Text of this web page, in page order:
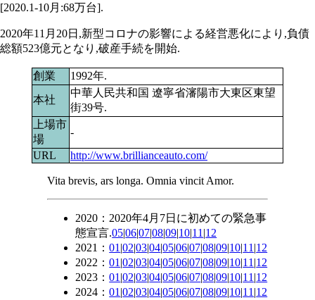
[2020.1-10月:68万台].
2020年11月20日,新型コロナの影響による経営悪化により,負債
総額523億元となり,破産手続を開始.
創業
1992年.
本社
中華人民共和国 遼寧省瀋陽市大東区東望
街39号.
上場市
場
-
URL
http://www.brillianceauto.com/
Vita brevis, ars longa. Omnia vincit Amor.
2020：2020年4月7日に初めての緊急事
態宣言.05|06|07|08|09|10|11|12
2021：01|02|03|04|05|06|07|08|09|10|11|12
2022：01|02|03|04|05|06|07|08|09|10|11|12
2023：01|02|03|04|05|06|07|08|09|10|11|12
2024：01|02|03|04|05|06|07|08|09|10|11|12